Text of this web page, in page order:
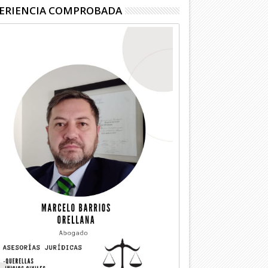
COMPROBADA